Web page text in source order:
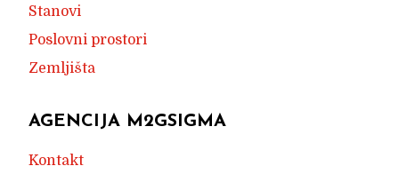
Stanovi
Poslovni prostori
Zemljišta
AGENCIJA M2GSIGMA
Kontakt